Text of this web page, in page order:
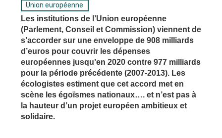
Union européenne
Les institutions de l’Union européenne
(Parlement, Conseil et Commission) viennent de
s’accorder sur une enveloppe de 908 milliards
d’euros pour couvrir les dépenses
européennes jusqu’en 2020 contre 977 milliards
pour la période précédente (2007-2013). Les
écologistes estiment que cet accord met en
scène les égoïsmes nationaux…. et n’est pas à
la hauteur d’un projet européen ambitieux et
solidaire.